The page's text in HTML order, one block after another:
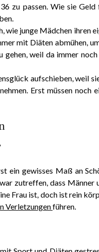
zu passen. Wie sie
wie junge Mädchen ihren
mit Diäten abmühen,
gehen, weil da immer
aufschieben, weil
Erst müssen noch
ein gewisses Maß an
zutreffen, dass Männer
Frau ist, doch ist rein
Verletzungenführen.